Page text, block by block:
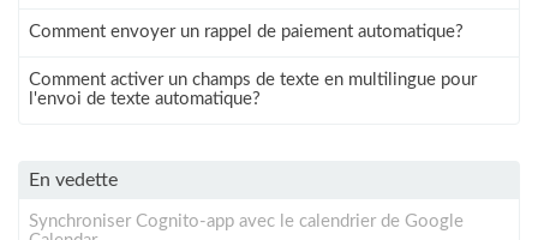
Comment envoyer un rappel de paiement automatique?
Comment activer un champs de texte en multilingue pour
l'envoi de texte automatique?
En vedette
Synchroniser Cognito-app avec le calendrier de Google